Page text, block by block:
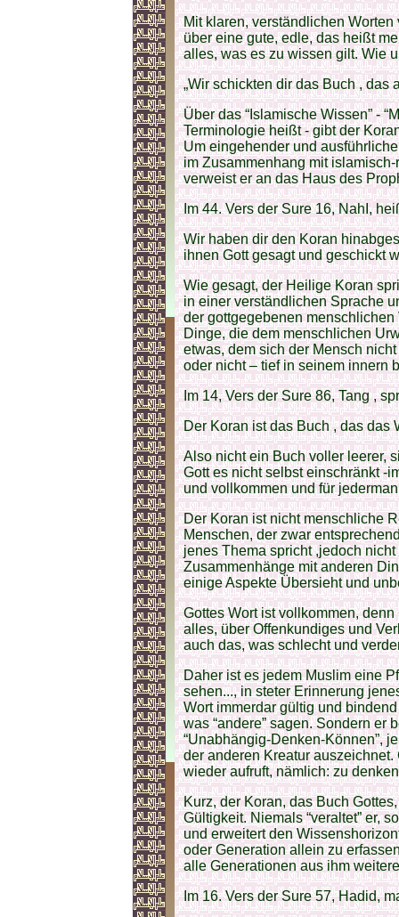
Mit klaren, verständlichen
über eine gute, edle, das heißt
alles, was es zu wissen gilt. Wie
„Wir schickten dir das Buch , das
Über das “Islamische Wissen” -
Terminologie heißt - gibt der
Um eingehender und
im Zusammenhang mit
verweist er an das Haus des
Im 44. Vers der Sure 16, NahI,
Wir haben dir den Koran
ihnen Gott gesagt und geschickt
Wie gesagt, der Heilige Koran
in einer verständlichen Sprache
der gottgegebenen
Dinge, die dem menschlichen
etwas, dem sich der Mensch
oder nicht – tief in seinem innern
Im 14, Vers der Sure 86, Tang ,
Der Koran ist das Buch , das das
Also nicht ein Buch voller leerer,
Gott es nicht selbst einschränkt -
und vollkommen und für
Der Koran ist nicht menschliche
Menschen, der zwar
jenes Thema spricht ,jedoch
Zusammenhänge mit anderen
einige Aspekte Übersieht und
Gottes Wort ist vollkommen,
alles, über Offenkundiges und
auch das, was schlecht und
Daher ist es jedem Muslim eine
sehen..., in steter Erinnerung
Wort immerdar gültig und
was “andere” sagen. Sondern er
“Unabhängig-Denken-Können”,
der anderen Kreatur
wieder aufruft, nämlich: zu
Kurz, der Koran, das Buch
Gültigkeit. Niemals “veraltet” er,
und erweitert den
oder Generation allein zu
alle Generationen aus ihm
Im 16. Vers der Sure 57, Hadid,